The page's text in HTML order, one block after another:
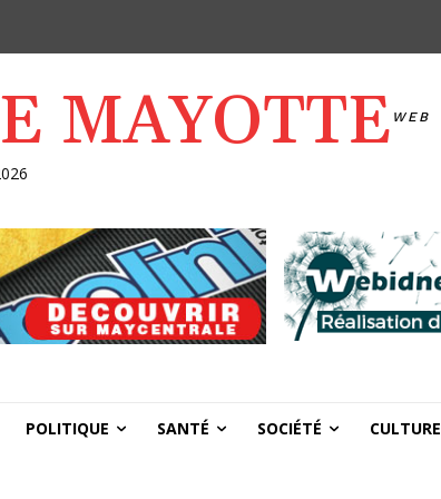
MAYOTTE WEB
POLITIQUE SANTÉ SOCIÉTÉ CULTURE